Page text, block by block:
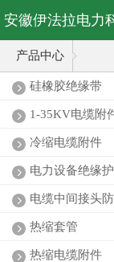
安徽伊法拉电力
产品中心
硅橡胶绝缘带
1-35KV电缆附
冷缩电缆附件
电力设备绝缘
电缆中间接头
热缩套管
热缩电缆附件